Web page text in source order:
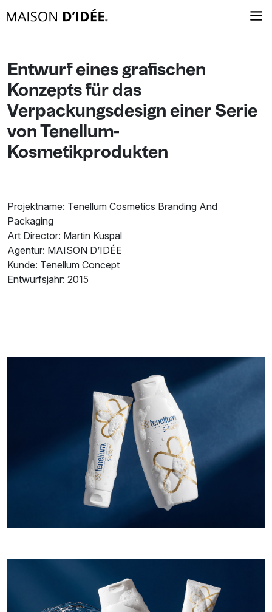
Entwurf eines grafischen
Konzepts für das
Verpackungsdesign einer Serie
von Tenellum-
Kosmetikprodukten
Projektname: Tenellum Cosmetics Branding And
Packaging
Art Director: Martin Kuspal
Agentur: MAISON D’IDÉE
Kunde: Tenellum Concept
Entwurfsjahr: 2015